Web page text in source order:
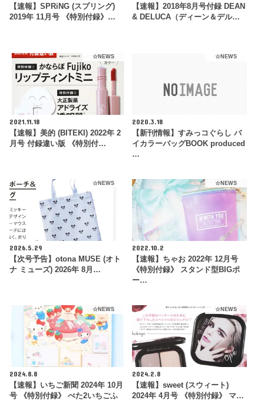
【速報】SPRiNG (スプリング)
2019年 11月号 《特別付録》…
【速報】2018年8月号付録 DEAN
& DELUCA（ディーン＆デル…
☆NEWS
2021.11.18
【速報】美的 (BITEKI) 2022年 2
月号 付録違い版 《特別付…
☆NEWS
2020.3.18
【新刊情報】すみっコぐらし バ
イカラーバッグBOOK produced
…
☆NEWS
2026.5.29
【次号予告】otona MUSE (オト
ナ ミューズ) 2026年 8月…
☆NEWS
2022.10.2
【速報】ちゃお 2022年 12月号
《特別付録》 スタンド型BIGポ
ー…
☆NEWS
2024.8.8
【速報】いちご新聞 2024年 10月
号 《特別付録》 ぺた2いちごふ
☆NEWS
2024.2.8
【速報】sweet (スウィート)
2024年 4月号 《特別付録》 マ…